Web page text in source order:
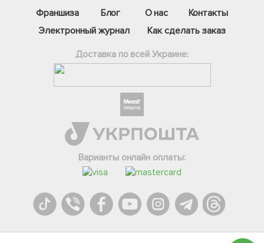
Франшиза Блог О нас
Контакты
Электронный журнал
Как сделать заказ
Доставка по всей Украине:
Варианты онлайн оплаты:
Телеграм
Вайбер
Онлайн чат